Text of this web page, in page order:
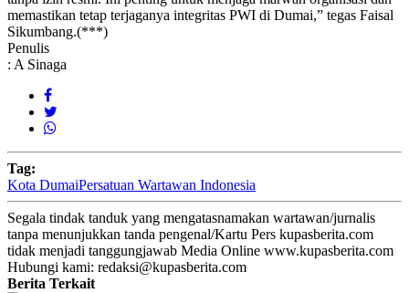
memastikan tetap terjaganya integritas PWI di Dumai,” tegas Faisal
Sikumbang.(***)
Penulis
: A Sinaga
Tag:
Kota DumaiPersatuan Wartawan Indonesia
Segala tindak tanduk yang mengatasnamakan wartawan/jurnalis
tanpa menunjukkan tanda pengenal/Kartu Pers kupasberita.com
tidak menjadi tanggungjawab Media Online www.kupasberita.com
Hubungi kami: redaksi@kupasberita.com
Berita Terkait